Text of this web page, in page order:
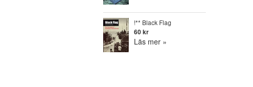
!** Black Flag
60 kr
Läs mer »